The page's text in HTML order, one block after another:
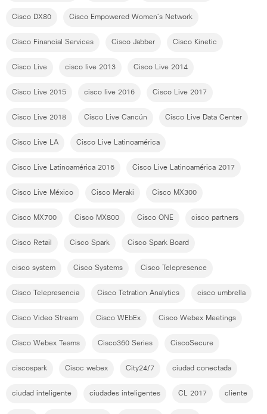
Cisco DX80 Cisco Empowered Women´s Network
Cisco Financial Services Cisco Jabber Cisco Kinetic
Cisco Live cisco live 2013 Cisco Live 2014
Cisco Live 2015 cisco live 2016 Cisco Live 2017
Cisco Live 2018 Cisco Live Cancún Cisco Live Data Center
Cisco Live LA Cisco Live Latinoamérica
Cisco Live Latinoamérica 2016 Cisco Live Latinoamérica 2017
Cisco Live México Cisco Meraki Cisco MX300
Cisco MX700 Cisco MX800 Cisco ONE cisco partners
Cisco Retail Cisco Spark Cisco Spark Board
cisco system Cisco Systems Cisco Telepresence
Cisco Telepresencia Cisco Tetration Analytics cisco umbrella
Cisco Video Stream Cisco WEbEx Cisco Webex Meetings
Cisco Webex Teams Cisco360 Series CiscoSecure
ciscospark Cisoc webex City24/7 ciudad conectada
ciudad inteligente ciudades inteligentes CL 2017 cliente